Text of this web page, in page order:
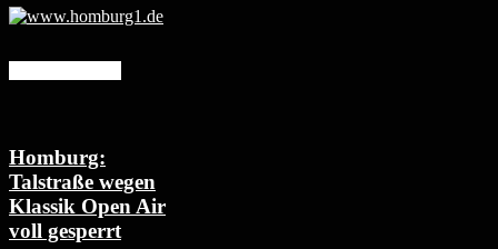
Homburg:
Talstraße wegen
Klassik Open Air
voll gesperrt